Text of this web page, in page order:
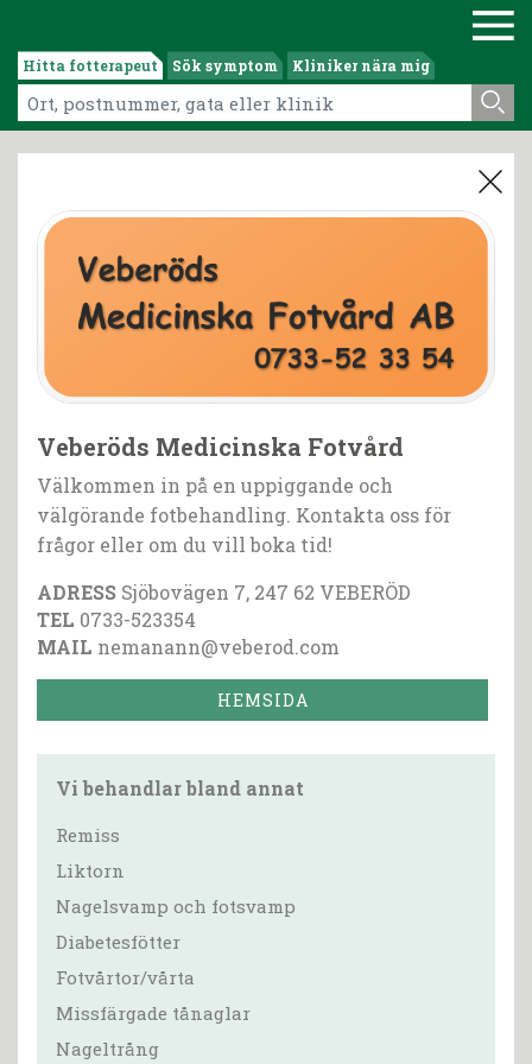
Hitta fotterapeut Sök symptom Kliniker nära mig
Veberöds Medicinska Fotvård
Välkommen in på en uppiggande och
välgörande fotbehandling. Kontakta oss för
frågor eller om du vill boka tid!
ADRESS Sjöbovägen 7, 247 62 VEBERÖD
TEL 0733-523354
MAIL nemanann@veberod.com
HEMSIDA
Vi behandlar bland annat
Remiss
Liktorn
Nagelsvamp och fotsvamp
Diabetesfötter
Fotvårtor/vårta
Missfärgade tånaglar
Nageltrång